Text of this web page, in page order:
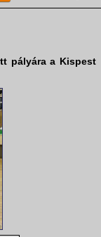
pályára a Kispest